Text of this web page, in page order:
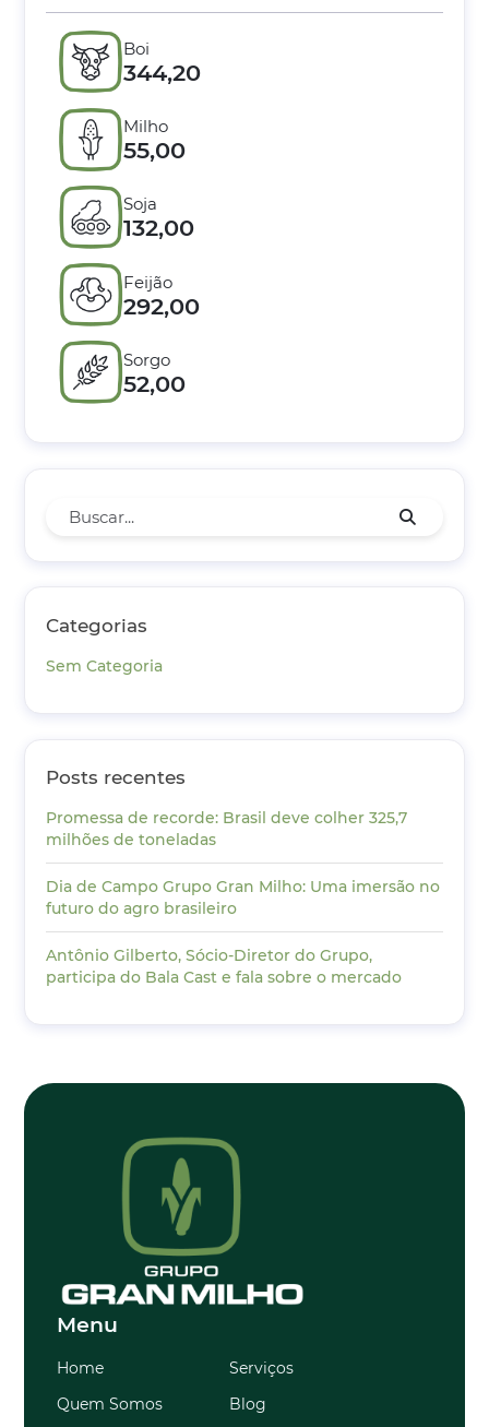
Boi
344,20
Milho
55,00
Soja
132,00
Feijão
292,00
Sorgo
52,00
Categorias
Sem Categoria
Posts recentes
Promessa de recorde: Brasil deve colher 325,7
milhões de toneladas
Dia de Campo Grupo Gran Milho: Uma imersão no
futuro do agro brasileiro
Antônio Gilberto, Sócio-Diretor do Grupo,
participa do Bala Cast e fala sobre o mercado
Menu
Home
Quem Somos
Serviços
Blog